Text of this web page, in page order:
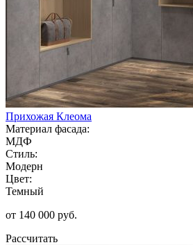
Прихожая Клеома
Материал фасада:
МДФ
Стиль:
Модерн
Цвет:
Темный
от 140 000 руб.
Рассчитать